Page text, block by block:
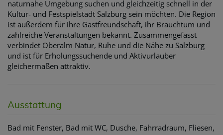
naturnahe Umgebung suchen und gleichzeitig schnell in der
Kultur- und Festspielstadt Salzburg sein möchten. Die Region
ist außerdem für ihre Gastfreundschaft, ihr Brauchtum und
zahlreiche Veranstaltungen bekannt. Zusammengefasst
verbindet Oberalm Natur, Ruhe und die Nähe zu Salzburg
und ist für Erholungssuchende und Aktivurlauber
gleichermaßen attraktiv.
Ausstattung
Bad mit Fenster Bad mit WC Dusche Fahrradraum Fliesen